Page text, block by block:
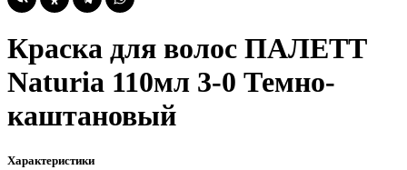
Краска для волос ПАЛЕТТ
Naturia 110мл 3-0 Темно-
каштановый
Характеристики